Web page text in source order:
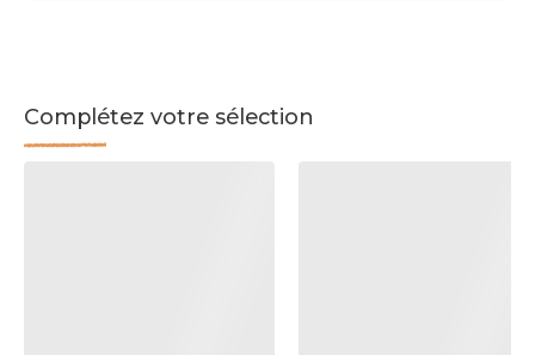
Complétez votre sélection